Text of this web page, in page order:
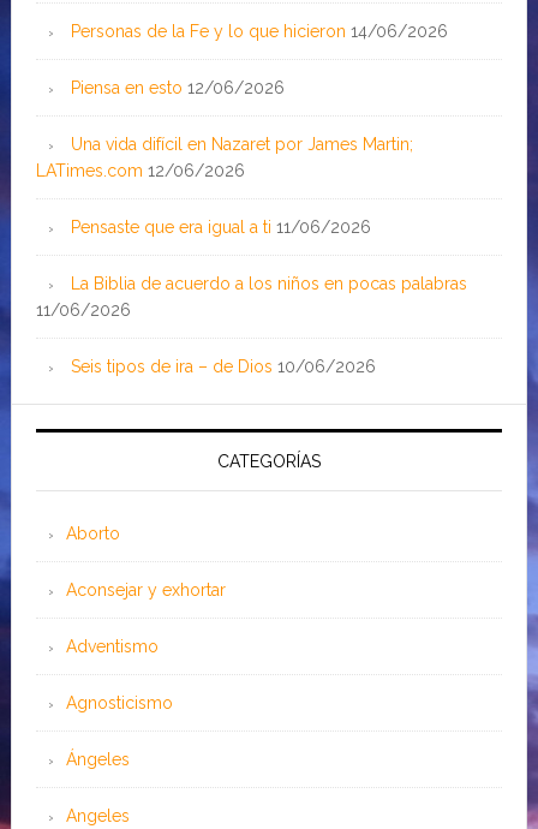
Personas de la Fe y lo que hicieron 14/06/2026
Piensa en esto 12/06/2026
Una vida difícil en Nazaret por James Martin;
LATimes.com 12/06/2026
Pensaste que era igual a ti 11/06/2026
La Biblia de acuerdo a los niños en pocas palabras
11/06/2026
Seis tipos de ira – de Dios 10/06/2026
CATEGORÍAS
Aborto
Aconsejar y exhortar
Adventismo
Agnosticismo
Ángeles
Angeles